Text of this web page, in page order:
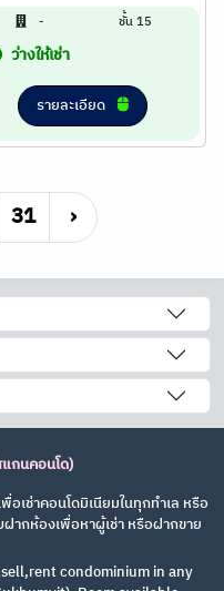
- ชั้น 15
ว่างให้เช่า
รายละเอียด
31 ›
กนคอนโด)
เช่าคอนโดมิเนียมในทุกทำเล หรือ
ากห้องเพื่อหาผู้เช่า หรือฝากขาย
condominium in any